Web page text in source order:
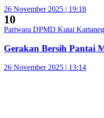
26 November 2025 | 19:18
10
Pariwara DPMD Kutai
Gerakan Bersih Pantai
26 November 2025 | 13:14